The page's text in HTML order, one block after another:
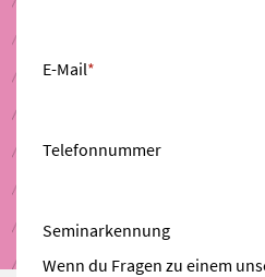
E-Mail*
Telefonnummer
Seminarkennung
Wenn du Fragen zu einem